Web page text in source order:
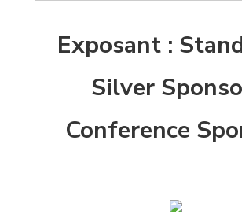
Exposant :
Silver
Conference